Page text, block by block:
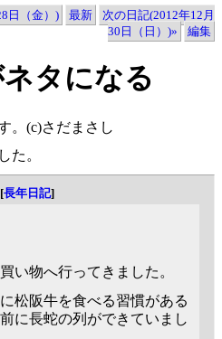
日（金）) 最新
次の日記(2012年12月
30日（日）)»
編集
タになる
。(c)さだまさし
た。
[長年日記]
い物へ行ってきました。
松阪牛を食べる習慣がある
に長蛇の列ができていまし